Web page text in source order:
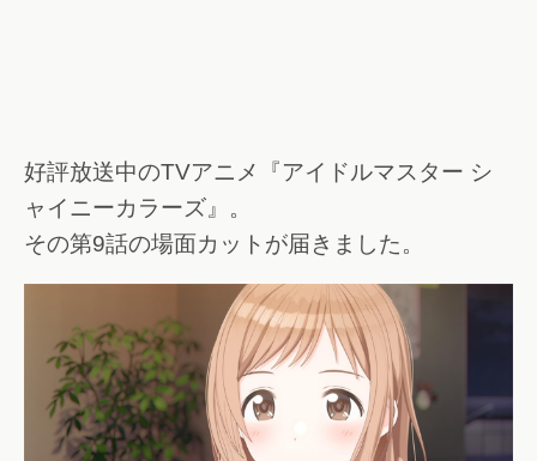
好評放送中のTVアニメ『アイドルマスター シ
ャイニーカラーズ』。
その第9話の場面カットが届きました。